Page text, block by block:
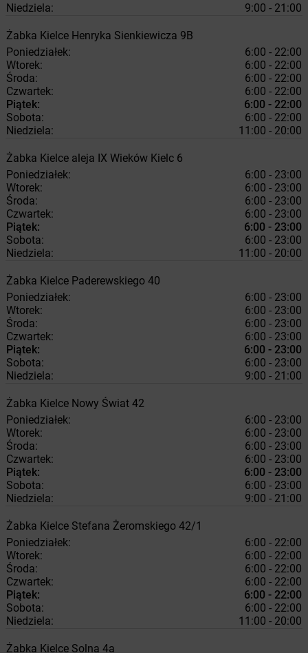
Niedziela:
9:00 - 21:00
Żabka Kielce Henryka Sienkiewicza 9B
Poniedziałek:
6:00 - 22:00
Wtorek:
6:00 - 22:00
Środa:
6:00 - 22:00
Czwartek:
6:00 - 22:00
Piątek:
6:00 - 22:00
Sobota:
6:00 - 22:00
Niedziela:
11:00 - 20:00
Żabka Kielce aleja IX Wieków Kielc 6
Poniedziałek:
6:00 - 23:00
Wtorek:
6:00 - 23:00
Środa:
6:00 - 23:00
Czwartek:
6:00 - 23:00
Piątek:
6:00 - 23:00
Sobota:
6:00 - 23:00
Niedziela:
11:00 - 20:00
Żabka Kielce Paderewskiego 40
Poniedziałek:
6:00 - 23:00
Wtorek:
6:00 - 23:00
Środa:
6:00 - 23:00
Czwartek:
6:00 - 23:00
Piątek:
6:00 - 23:00
Sobota:
6:00 - 23:00
Niedziela:
9:00 - 21:00
Żabka Kielce Nowy Świat 42
Poniedziałek:
6:00 - 23:00
Wtorek:
6:00 - 23:00
Środa:
6:00 - 23:00
Czwartek:
6:00 - 23:00
Piątek:
6:00 - 23:00
Sobota:
6:00 - 23:00
Niedziela:
9:00 - 21:00
Żabka Kielce Stefana Żeromskiego 42/1
Poniedziałek:
6:00 - 22:00
Wtorek:
6:00 - 22:00
Środa:
6:00 - 22:00
Czwartek:
6:00 - 22:00
Piątek:
6:00 - 22:00
Sobota:
6:00 - 22:00
Niedziela:
11:00 - 20:00
Żabka Kielce Solna 4a